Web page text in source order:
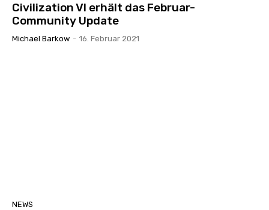
Civilization VI erhält das Februar-
Community Update
Michael Barkow - 16. Februar 2021
NEWS